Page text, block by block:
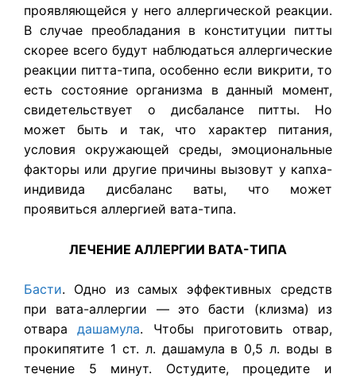
проявляющейся у него аллергической реакции.
В случае преобладания в конституции питты
скорее всего будут наблюдаться аллергические
реакции питта-типа, особенно если викрити, то
есть состояние организма в данный момент,
свидетельствует о дисбалансе питты. Но
может быть и так, что характер питания,
условия окружающей среды, эмоциональные
факторы или другие причины вызовут у капха-
индивида дисбаланс ваты, что может
проявиться аллергией вата-типа.
ЛЕЧЕНИЕ АЛЛЕРГИИ ВАТА-ТИПА
Басти. Одно из самых эффективных средств
при вата-аллергии — это басти (клизма) из
отварадашамула. Чтобы приготовить отвар,
прокипятите 1 ст. л. дашамула в 0,5 л. воды в
течение 5 минут. Остудите, процедите и